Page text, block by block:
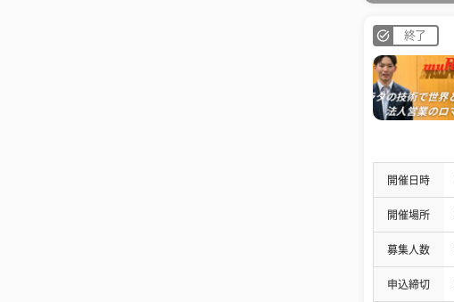
終了
開催日時
開催場所
募集人数
申込締切